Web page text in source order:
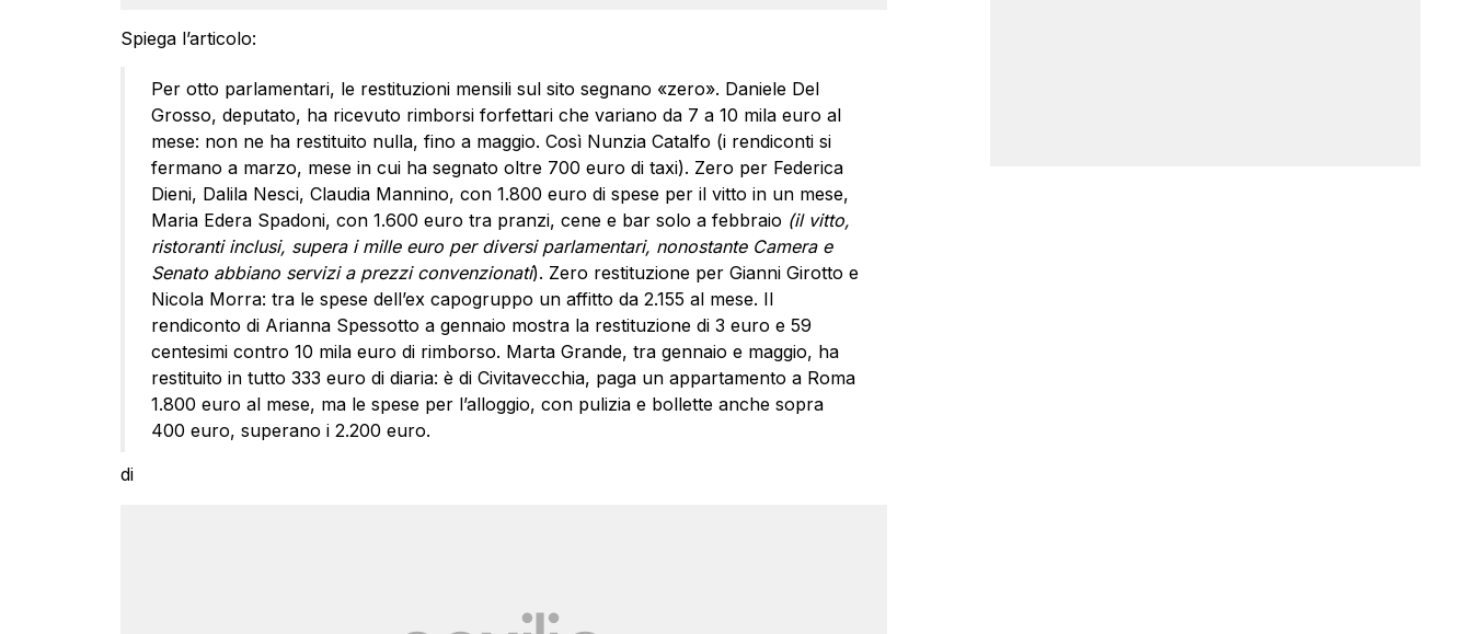
Spiega l’articolo:
Per otto parlamentari, le restituzioni mensili sul sito segnano «zero». Daniele Del
Grosso, deputato, ha ricevuto rimborsi forfettari che variano da 7 a 10 mila euro al
mese: non ne ha restituito nulla, fino a maggio. Così Nunzia Catalfo (i rendiconti si
fermano a marzo, mese in cui ha segnato oltre 700 euro di taxi). Zero per Federica
Dieni, Dalila Nesci, Claudia Mannino, con 1.800 euro di spese per il vitto in un mese,
Maria Edera Spadoni, con 1.600 euro tra pranzi, cene e bar solo a febbraio (il vitto,
ristoranti inclusi, supera i mille euro per diversi parlamentari, nonostante Camera e
Senato abbiano servizi a prezzi convenzionati). Zero restituzione per Gianni Girotto e
Nicola Morra: tra le spese dell’ex capogruppo un affitto da 2.155 al mese. Il
rendiconto di Arianna Spessotto a gennaio mostra la restituzione di 3 euro e 59
centesimi contro 10 mila euro di rimborso. Marta Grande, tra gennaio e maggio, ha
restituito in tutto 333 euro di diaria: è di Civitavecchia, paga un appartamento a Roma
1.800 euro al mese, ma le spese per l’alloggio, con pulizia e bollette anche sopra
400 euro, superano i 2.200 euro.
di